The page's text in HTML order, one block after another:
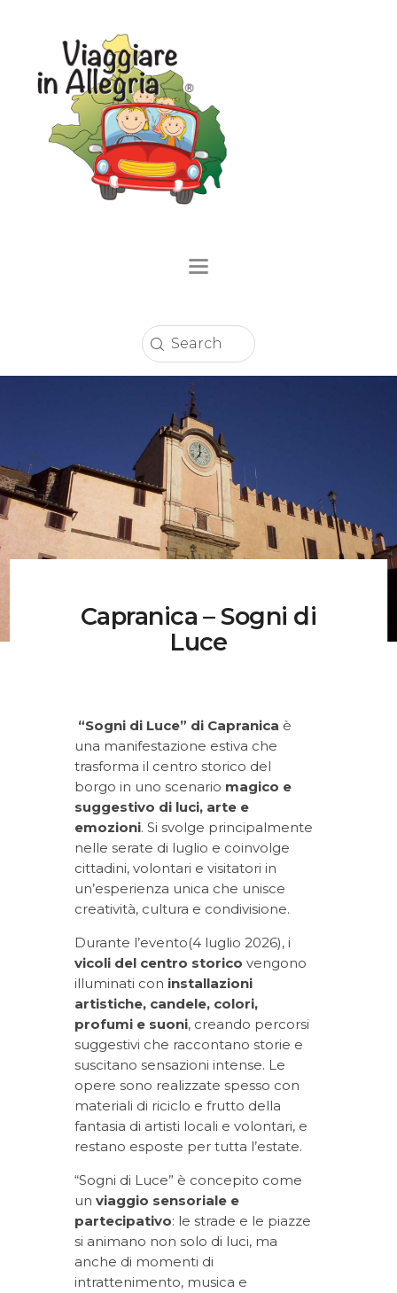
Home
Località
Circuito Sconti
Strutture Ricettive
Musei, Palazzi E Ville
Percorsi
Contatti
Capranica – Sogni di
Luce
“Sogni di Luce” di Capranica è
una manifestazione estiva che
trasforma il centro storico del
borgo in uno scenario magico e
suggestivo di luci, arte e
emozioni. Si svolge principalmente
nelle serate di luglio e coinvolge
cittadini, volontari e visitatori in
un’esperienza unica che unisce
creatività, cultura e condivisione.
Durante l’evento(4 luglio 2026), i
vicoli del centro storico vengono
illuminati con installazioni
artistiche, candele, colori,
profumi e suoni, creando percorsi
suggestivi che raccontano storie e
suscitano sensazioni intense. Le
opere sono realizzate spesso con
materiali di riciclo e frutto della
fantasia di artisti locali e volontari, e
restano esposte per tutta l’estate.
“Sogni di Luce” è concepito come
un viaggio sensoriale e
partecipativo: le strade e le piazze
si animano non solo di luci, ma
anche di momenti di
intrattenimento, musica e